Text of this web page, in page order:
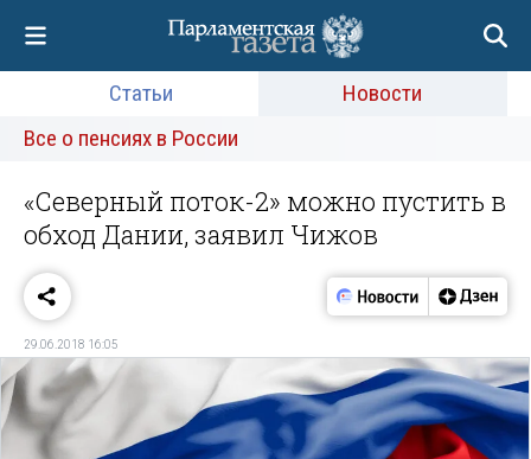
Статьи
Новости
Все о пенсиях в России
«Северный поток-2» можно пустить в
обход Дании, заявил Чижов
29.06.2018 16:05